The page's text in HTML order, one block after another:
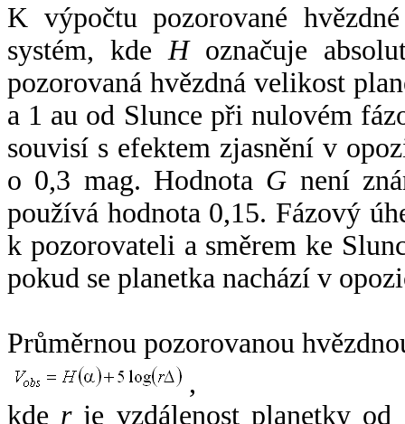
K výpočtu pozorované
systém, kde Hoznačuje
pozorovaná hvězdná velikost
a 1 au od Slunce při nulovém
souvisí s efektem zjasnění v
o 0,3 mag. Hodnota G není
používá hodnota 0,15. Fázový
k pozorovateli a směrem ke
pokud se planetka nachází v
Průměrnou pozorovanou
,
kde rje vzdálenost planetky od